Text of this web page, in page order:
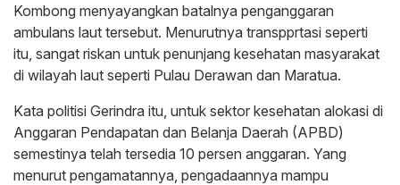
Kombong menyayangkan batalnya penganggaran
ambulans laut tersebut. Menurutnya transpprtasi seperti
itu, sangat riskan untuk penunjang kesehatan masyarakat
di wilayah laut seperti Pulau Derawan dan Maratua.
Kata politisi Gerindra itu, untuk sektor kesehatan alokasi di
Anggaran Pendapatan dan Belanja Daerah (APBD)
semestinya telah tersedia 10 persen anggaran. Yang
menurut pengamatannya, pengadaannya mampu